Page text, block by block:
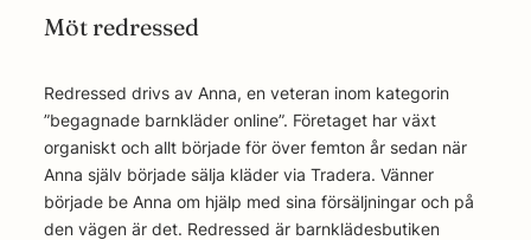
Möt redressed
Redressed drivs av Anna, en veteran inom kategorin
”begagnade barnkläder online”. Företaget har växt
organiskt och allt började för över femton år sedan när
Anna själv började sälja kläder via Tradera. Vänner
började be Anna om hjälp med sina försäljningar och på
den vägen är det. Redressed är barnklädesbutiken